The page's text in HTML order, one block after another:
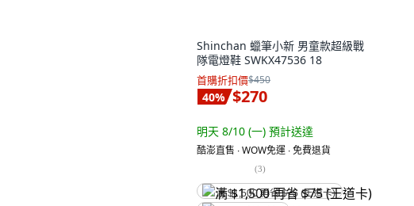
Shinchan 蠟筆小新 男童款超級戰
隊電燈鞋 SWKX47536 18
首購折扣價$450
40% $270
明天 8/10 (一) 預計送達
酷澎直售 ∙ WOW免運 ∙ 免費退貨
(3)
满 $1,500 再省 $75 (王道卡)